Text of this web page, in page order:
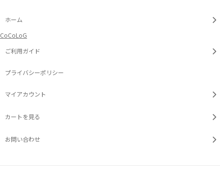
ホーム
CoCoLoG
ご利用ガイド
プライバシーポリシー
マイアカウント
カートを見る
お問い合わせ